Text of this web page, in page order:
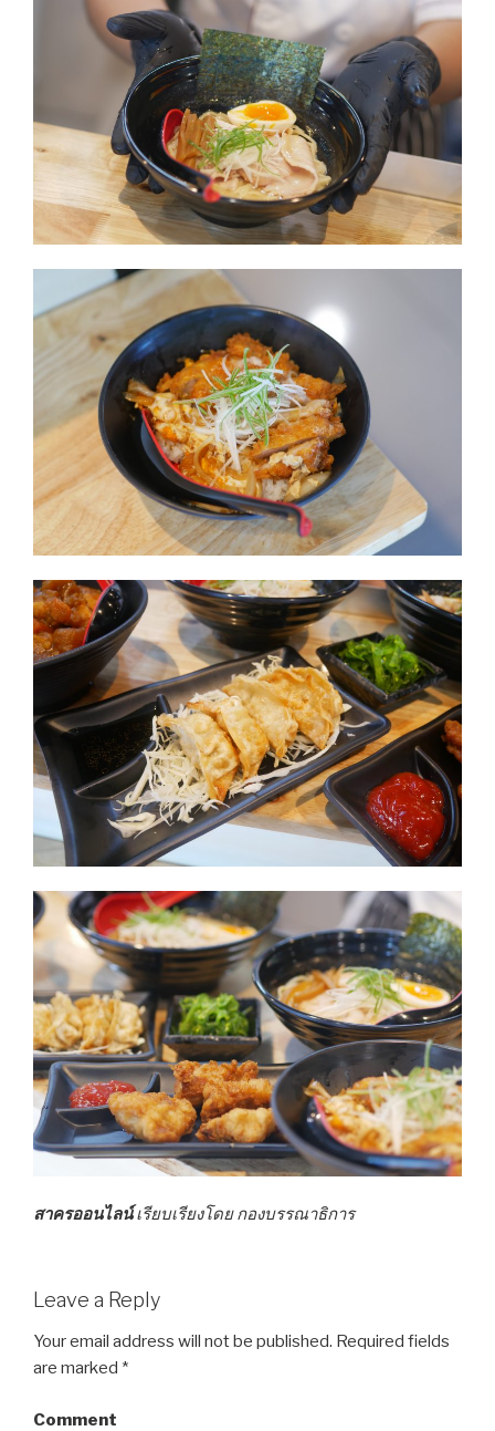
สาครออนไลน์เรียบเรียงโดย กองบรรณาธิการ
Leave a Reply
Your email address will not be published. Required fields
are marked *
Comment